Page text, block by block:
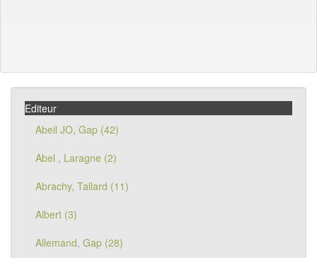
Editeur
Abeil JO, Gap (42)
Abel , Laragne (2)
Abrachy, Tallard (11)
Albert (3)
Allemand, Gap (28)